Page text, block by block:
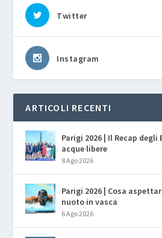
Twitter
Instagram
ARTICOLI RECENTI
Parigi 2026 | Il Recap
acque libere
8 Ago 2026
Parigi 2026 | Cosa
nuoto in vasca
6 Ago 2026